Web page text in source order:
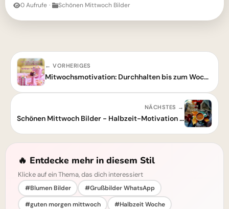
0 Aufrufe · Schönen Mittwoch Bilder
← VORHERIGES
Mitwochsmotivation: Durchhalten bis zum Wochenende
NÄCHSTES →
Schönen Mittwoch Bilder - Halbzeit-Motivation mit Kaffee und Herbstgruß
🔥 Entdecke mehr in diesem Stil
Klicke auf ein Thema, das dich interessiert
#Blumen Bilder
#Grußbilder WhatsApp
#guten morgen mittwoch
#Halbzeit Woche